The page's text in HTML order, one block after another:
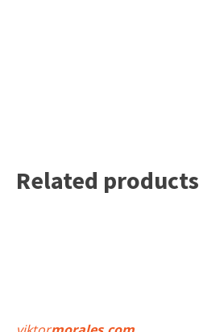
Related products